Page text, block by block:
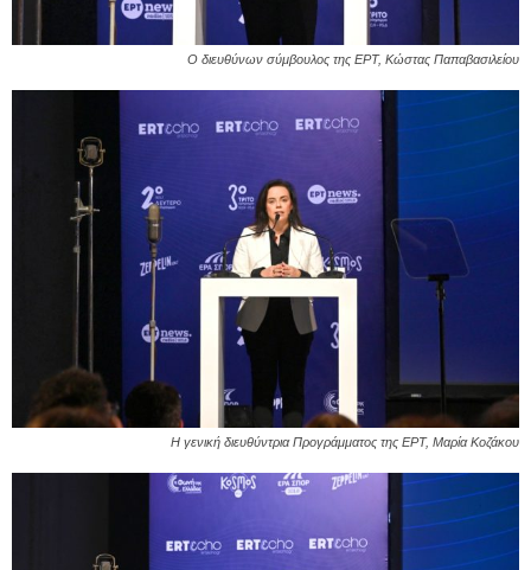
Ο διευθύνων σύμβουλος της ΕΡΤ, Κώστας Παπαβασιλείου
Η γενική διευθύντρια Προγράμματος της ΕΡΤ, Μαρία Κοζάκου